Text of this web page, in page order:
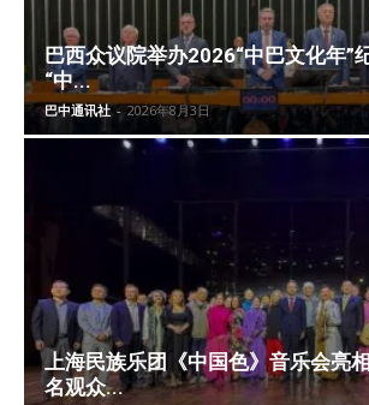
巴西众议院举办2026“中巴文化年”
“中...
巴中通讯社 - 2026年8月3日
上海民族乐团《中国色》音乐会亮
名观众...